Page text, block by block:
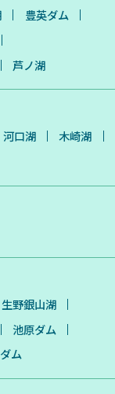
豊英ダム
芦ノ湖
河口湖
木崎湖
生野銀山湖
池原ダム
ム